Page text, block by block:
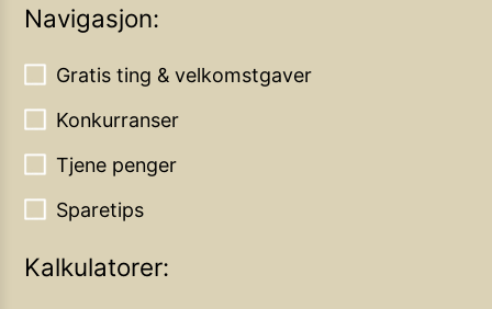
Navigasjon:
Gratis ting & velkomstgaver
Konkurranser
Tjene penger
Sparetips
Kalkulatorer: